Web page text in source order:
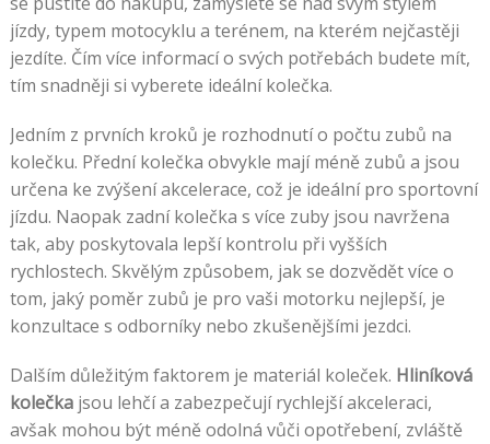
jízdy, typem motocyklu a terénem, na kterém nejčastěji
jezdíte. Čím více informací o svých potřebách budete mít,
tím snadněji si vyberete ideální kolečka.
Jedním z prvních kroků je rozhodnutí o počtu zubů na
kolečku. Přední kolečka obvykle mají méně zubů a jsou
určena ke zvýšení akcelerace, což je ideální pro sportovní
jízdu. Naopak zadní kolečka s více zuby jsou navržena
tak, aby poskytovala lepší kontrolu při vyšších
rychlostech. Skvělým způsobem, jak se dozvědět více o
tom, jaký poměr zubů je pro vaši motorku nejlepší, je
konzultace s odborníky nebo zkušenějšími jezdci.
Dalším důležitým faktorem je materiál koleček. Hliníková
kolečkajsou lehčí a zabezpečují rychlejší akceleraci,
avšak mohou být méně odolná vůči opotřebení, zvláště